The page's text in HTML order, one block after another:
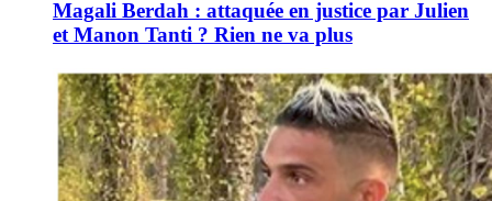
Magali Berdah : attaquée en justice par Julien
et Manon Tanti ? Rien ne va plus